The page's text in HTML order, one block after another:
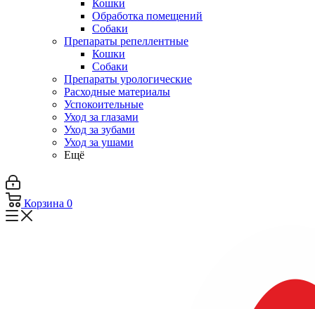
Кошки
Обработка помещений
Собаки
Препараты репеллентные
Кошки
Собаки
Препараты урологические
Расходные материалы
Успокоительные
Уход за глазами
Уход за зубами
Уход за ушами
Ещё
Корзина 0